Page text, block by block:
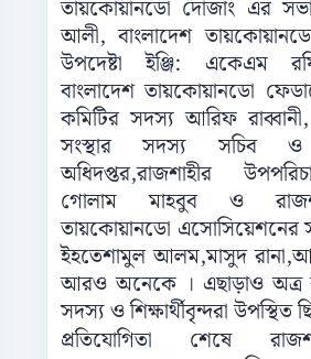
তায়কোয়ানডো দোজাং এর
আলী, বাংলাদেশ
উপদেষ্টা ইঞ্জি: একেএম
বাংলাদেশ তায়কোয়ানডো
কমিটির সদস্য আরিফ রাব্বানী,
সংস্থার সদস্য সচিব
অধিদপ্তর,রাজশাহীর
গোলাম মাহবুব ও
তায়কোয়ানডো এসোসিয়েশনের
ইহতেশামুল আলম,মাসুদ
আরও অনেকে । এছাড়াও অত্র
সদস্য ও শিক্ষার্থীবৃন্দরা উপস্থিত
প্রতিযোগিতা শেষে